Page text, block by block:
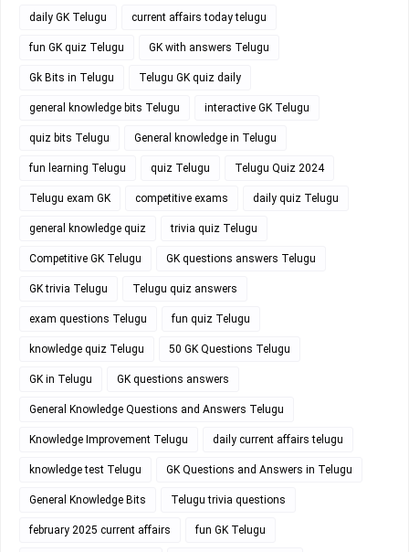
daily GK Telugu current affairs today telugu
fun GK quiz Telugu GK with answers Telugu
Gk Bits in Telugu Telugu GK quiz daily
general knowledge bits Telugu interactive GK Telugu
quiz bits Telugu General knowledge in Telugu
fun learning Telugu quiz Telugu Telugu Quiz 2024
Telugu exam GK competitive exams daily quiz Telugu
general knowledge quiz trivia quiz Telugu
Competitive GK Telugu GK questions answers Telugu
GK trivia Telugu Telugu quiz answers
exam questions Telugu fun quiz Telugu
knowledge quiz Telugu 50 GK Questions Telugu
GK in Telugu GK questions answers
General Knowledge Questions and Answers Telugu
Knowledge Improvement Telugu daily current affairs telugu
knowledge test Telugu GK Questions and Answers in Telugu
General Knowledge Bits Telugu trivia questions
february 2025 current affairs fun GK Telugu